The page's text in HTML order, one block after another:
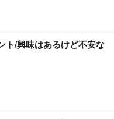
ト/興味はあるけど不安な